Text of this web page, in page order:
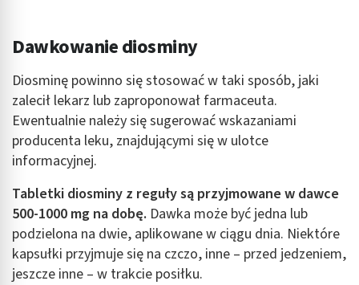
Dawkowanie diosminy
Diosminę powinno się stosować w taki sposób, jaki
zalecił lekarz lub zaproponował farmaceuta.
Ewentualnie należy się sugerować wskazaniami
producenta leku, znajdującymi się w ulotce
informacyjnej.
Tabletki diosminy z reguły są przyjmowane w dawce
500-1000 mg na dobę. Dawka może być jedna lub
podzielona na dwie, aplikowane w ciągu dnia. Niektóre
kapsułki przyjmuje się na czczo, inne – przed jedzeniem,
jeszcze inne – w trakcie posiłku.